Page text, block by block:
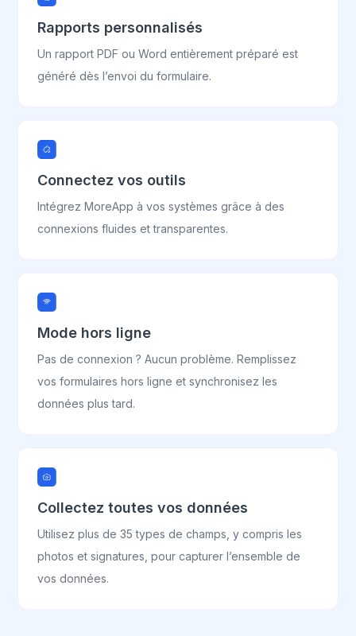
Rapports personnalisés
Un rapport PDF ou Word entièrement préparé est
généré dès l’envoi du formulaire.
Connectez vos outils
Intégrez MoreApp à vos systèmes grâce à des
connexions fluides et transparentes.
Mode hors ligne
Pas de connexion ? Aucun problème. Remplissez
vos formulaires hors ligne et synchronisez les
données plus tard.
Collectez toutes vos données
Utilisez plus de 35 types de champs, y compris les
photos et signatures, pour capturer l’ensemble de
vos données.